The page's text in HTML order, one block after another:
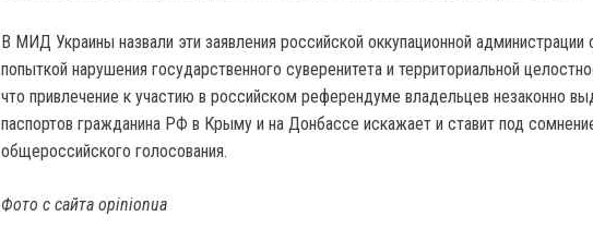
В МИД Украины назвали эти заявления российской оккупационной администрации
попыткой нарушения государственного суверенитета и территориальной
что привлечение к участию в российском референдуме владельцев незаконно
паспортов гражданина РФ в Крыму и на Донбассе искажает и ставит под
общероссийского голосования.
Фото с сайта opinionua